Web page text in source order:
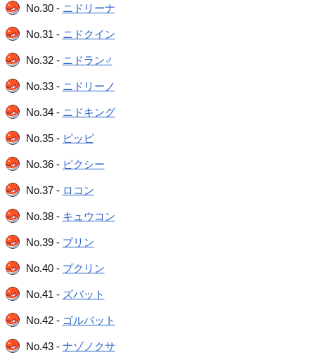
No.30 - ニドリーナ
No.31 - ニドクイン
No.32 - ニドラン♂
No.33 - ニドリーノ
No.34 - ニドキング
No.35 - ピッピ
No.36 - ピクシー
No.37 - ロコン
No.38 - キュウコン
No.39 - プリン
No.40 - プクリン
No.41 - ズバット
No.42 - ゴルバット
No.43 - ナゾノクサ